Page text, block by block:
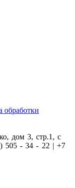
обработки
дом 3, стр.1, с
505 - 34 - 22 | +7